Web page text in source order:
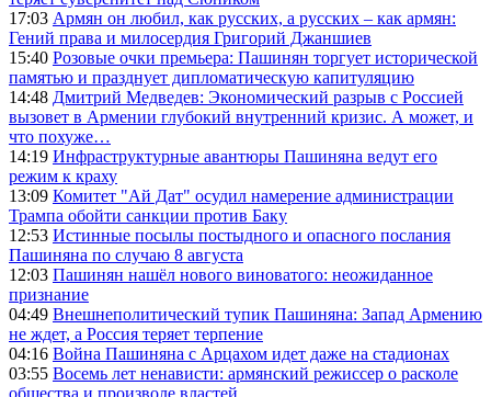
17:03 Армян он любил, как русских, а русских – как армян:
Гений права и милосердия Григорий Джаншиев
15:40 Розовые очки премьера: Пашинян торгует исторической
памятью и празднует дипломатическую капитуляцию
14:48 Дмитрий Медведев: Экономический разрыв с Россией
вызовет в Армении глубокий внутренний кризис. А может, и
что похуже…
14:19 Инфраструктурные авантюры Пашиняна ведут его
режим к краху
13:09 Комитет "Ай Дат" осудил намерение администрации
Трампа обойти санкции против Баку
12:53 Истинные посылы постыдного и опасного послания
Пашиняна по случаю 8 августа
12:03 Пашинян нашёл нового виноватого: неожиданное
признание
04:49 Внешнеполитический тупик Пашиняна: Запад Армению
не ждет, а Россия теряет терпение
04:16 Война Пашиняна с Арцахом идет даже на стадионах
03:55 Восемь лет ненависти: армянский режиссер о расколе